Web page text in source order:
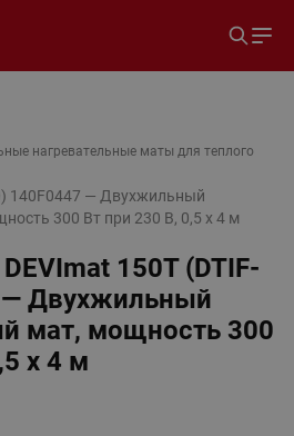
нагревательные маты для теплого
140F0447 — Двухжильный
300 Вт при 230 В, 0,5 х 4 м
DEVImat 150T (DTIF-
— Двухжильный
мат, мощность 300
х 4 м